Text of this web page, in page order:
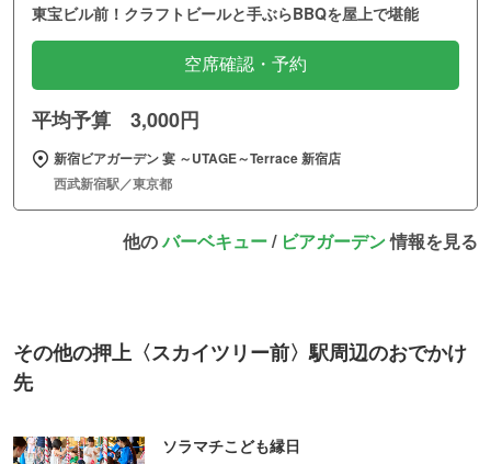
東宝ビル前！クラフトビールと手ぶらBBQを屋上で堪能
空席確認・予約
平均予算 3,000円
新宿ビアガーデン 宴 ～UTAGE～Terrace 新宿店
西武新宿駅／東京都
他のバーベキュー/ ビアガーデン情報を見る
その他の押上〈スカイツリー前〉駅周辺のおでかけ
先
ソラマチこども縁日